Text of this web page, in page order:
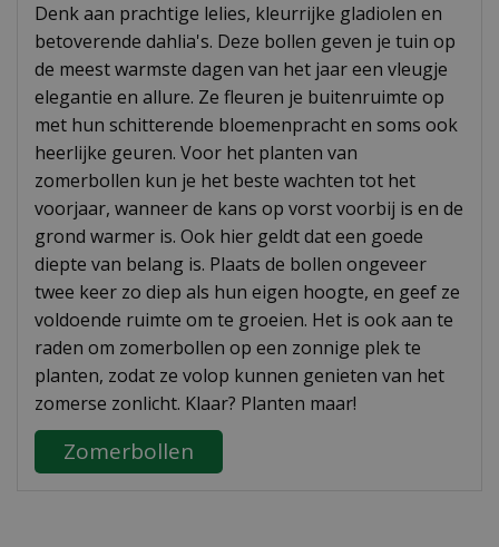
Denk aan prachtige lelies, kleurrijke gladiolen en
betoverende dahlia's. Deze bollen geven je tuin op
de meest warmste dagen van het jaar een vleugje
elegantie en allure. Ze fleuren je buitenruimte op
met hun schitterende bloemenpracht en soms ook
heerlijke geuren. Voor het planten van
zomerbollen kun je het beste wachten tot het
voorjaar, wanneer de kans op vorst voorbij is en de
grond warmer is. Ook hier geldt dat een goede
diepte van belang is. Plaats de bollen ongeveer
twee keer zo diep als hun eigen hoogte, en geef ze
voldoende ruimte om te groeien. Het is ook aan te
raden om zomerbollen op een zonnige plek te
planten, zodat ze volop kunnen genieten van het
zomerse zonlicht. Klaar? Planten maar!
Zomerbollen